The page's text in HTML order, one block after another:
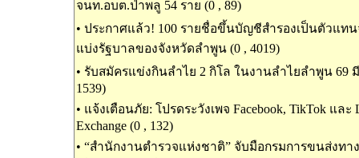
จนท.อบต.ป่าพลู 54 ราย (0 , 89)
• ประกาศแล้ว! 100 รายชื่อขึ้นบัญชีสำรองเป็นตัวแท
แบ่งรัฐบาลของจังหวัดลำพูน (0 , 4019)
• รับสมัครแข่งกินลำไย 2 กิโล ในงานลำไยลำพูน 69 มี
1539)
• แจ้งเตือนภัย: โปรดระวังเพจ Facebook, TikTok และ
Exchange (0 , 132)
• “สำนักงานตำรวจแห่งชาติ” จับมือกรมการขนส่งทา